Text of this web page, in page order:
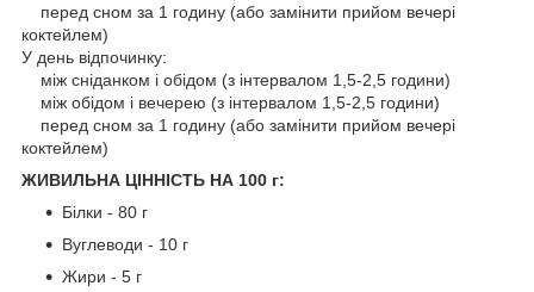
перед сном за 1 годину (або замінити прийом вечері
коктейлем)
У день відпочинку:
між сніданком і обідом (з інтервалом 1,5-2,5 години)
між обідом і вечерею (з інтервалом 1,5-2,5 години)
перед сном за 1 годину (або замінити прийом вечері
коктейлем)
ЖИВИЛЬНА ЦІННІСТЬ НА 100 г:
Білки - 80 г
Вуглеводи - 10 г
Жири - 5 г